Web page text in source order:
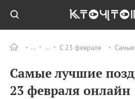
С 23 февраля
Самые лучшие
23 февраля онлайн
08.08